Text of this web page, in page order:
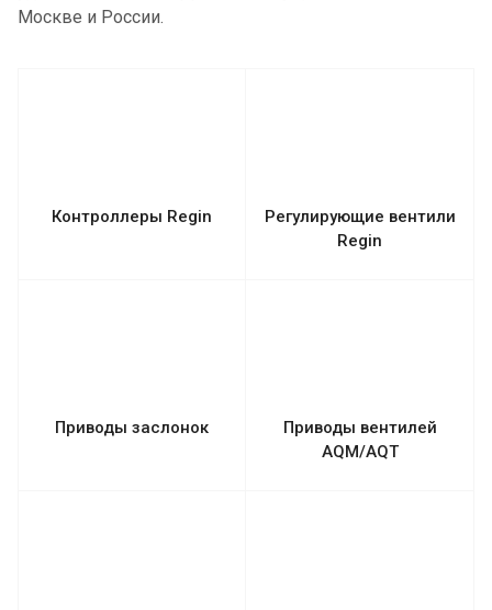
Москве и России.
Контроллеры Regin
Регулирующие вентили
Regin
Приводы заслонок
Приводы вентилей
AQM/AQT